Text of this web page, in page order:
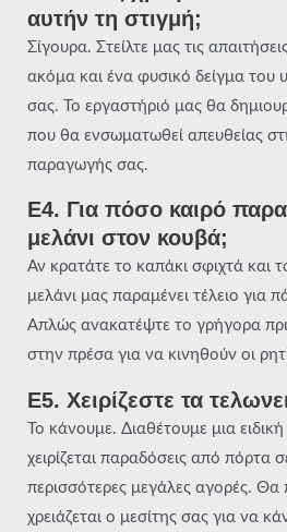
αυτήν τη στιγμή;
Σίγουρα. Στείλτε μας τις
ακόμα και ένα φυσικό δείγμα του
σας. Το εργαστήριό μας θα
που θα ενσωματωθεί απευθείας
παραγωγής σας.
Ε4. Για πόσο καιρό
μελάνι στον κουβά;
Αν κρατάτε το καπάκι σφιχτά και
μελάνι μας παραμένει τέλειο για
Απλώς ανακατέψτε το γρήγορα
στην πρέσα για να κινηθούν οι
Ε5. Χειρίζεστε τα
Το κάνουμε. Διαθέτουμε μια
χειρίζεται παραδόσεις από πόρτα
περισσότερες μεγάλες αγορές.
χρειάζεται ο μεσίτης σας για να